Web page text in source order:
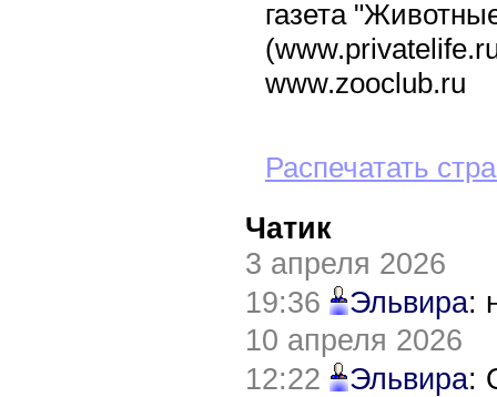
газета
www.zooclub.ru
Распечатать
Чатик
3 апреля 2026
19:36
Эльвира:
10 апреля 2026
12:22
Эльвира: